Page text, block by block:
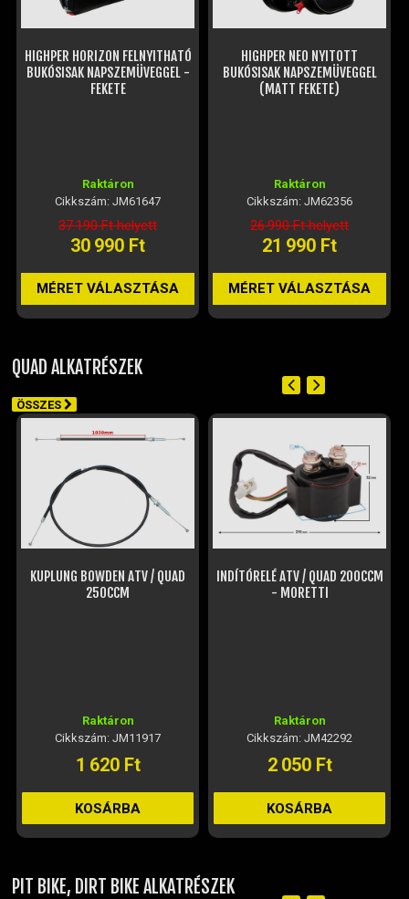
BUKÓSISAK NAPSZEMÜVEGGEL -
FEKETE
Cikkszám: JM61647
37 190 Ft helyett
30 990 Ft
MÉRET VÁLASZTÁSA
BUKÓSISAK NAPSZEMÜVEGGEL
(MATT FEKETE)
Cikkszám: JM62356
26 990 Ft helyett
21 990 Ft
MÉRET VÁLASZTÁSA
QUAD ALKATRÉSZEK
250CCM
Cikkszám: JM11917
1 620 Ft
KOSÁRBA
- MORETTI
Cikkszám: JM42292
2 050 Ft
KOSÁRBA
PIT BIKE, DIRT BIKE ALKATRÉSZEK